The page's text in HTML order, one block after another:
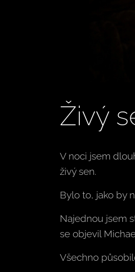
Živý
V noci jsem
živý sen.
Bylo to, jako by
Najednou jsem
se objevil
Všechno